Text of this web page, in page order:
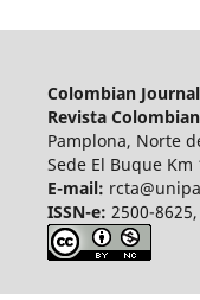
Colombian
Revista
Pamplona, Norte
Sede El Buque
E-mail:
ISSN-e: 2500-8625,